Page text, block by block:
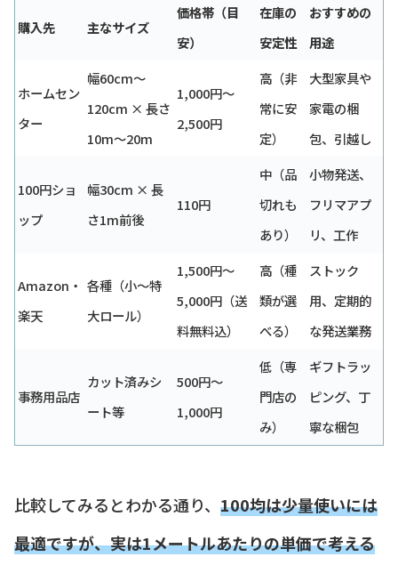
購入先 主なサイズ
価格帯（目
安）
在庫の
安定性
おすすめの
用途
ホームセン
ター
幅60cm〜
120cm × 長さ
10m〜20m
1,000円〜
2,500円
高（非
常に安
定）
大型家具や
家電の梱
包、引越し
100円ショ
ップ
幅30cm × 長
さ1m前後
110円
中（品
切れも
あり）
小物発送、
フリマアプ
リ、工作
Amazon・
楽天
各種（小〜特
大ロール）
1,500円〜
5,000円（送
料無料込）
高（種
類が選
べる）
ストック
用、定期的
な発送業務
事務用品店
カット済みシ
ート等
500円〜
1,000円
低（専
門店の
み）
ギフトラッ
ピング、丁
寧な梱包
比較してみるとわかる通り、 100均は少量使いには
最適ですが、実は1メートルあたりの単価で考える